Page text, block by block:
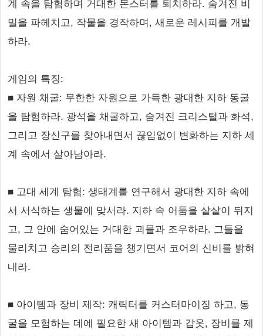
계 속을 탐험하며 거대한 몬스터를 퇴치하라. 숨겨진 비
밀을 파헤치고, 작물을 경작하며, 새로운 레시피를 개발
하라.
게임의 특징:
■ 자원 채굴: 무한한 자원으로 가득한 광대한 지하 동굴
을 탐험하라. 광석을 채굴하고, 숨겨진 크리스털과 화석,
그리고 장신구를 찾아내면서 끊임없이 변화하는 지하 세
계 속에서 살아남아라.
■ 고대 세계 탐험: 생태계를 연구해서 광대한 지하 속에
서 서식하는 생물에 맞서라. 지하 속 어둠을 샅샅이 뒤지
고, 그 안에 숨어있는 거대한 괴물과 조우하라. 그들을
물리치고 승리의 전리품을 챙기면서 코어의 신비를 밝혀
내라.
■ 아이템과 장비 제작: 캐릭터를 커스터마이징 하고, 동
굴을 모험하는 데에 필요한 새 아이템과 갑옷, 장비를 제